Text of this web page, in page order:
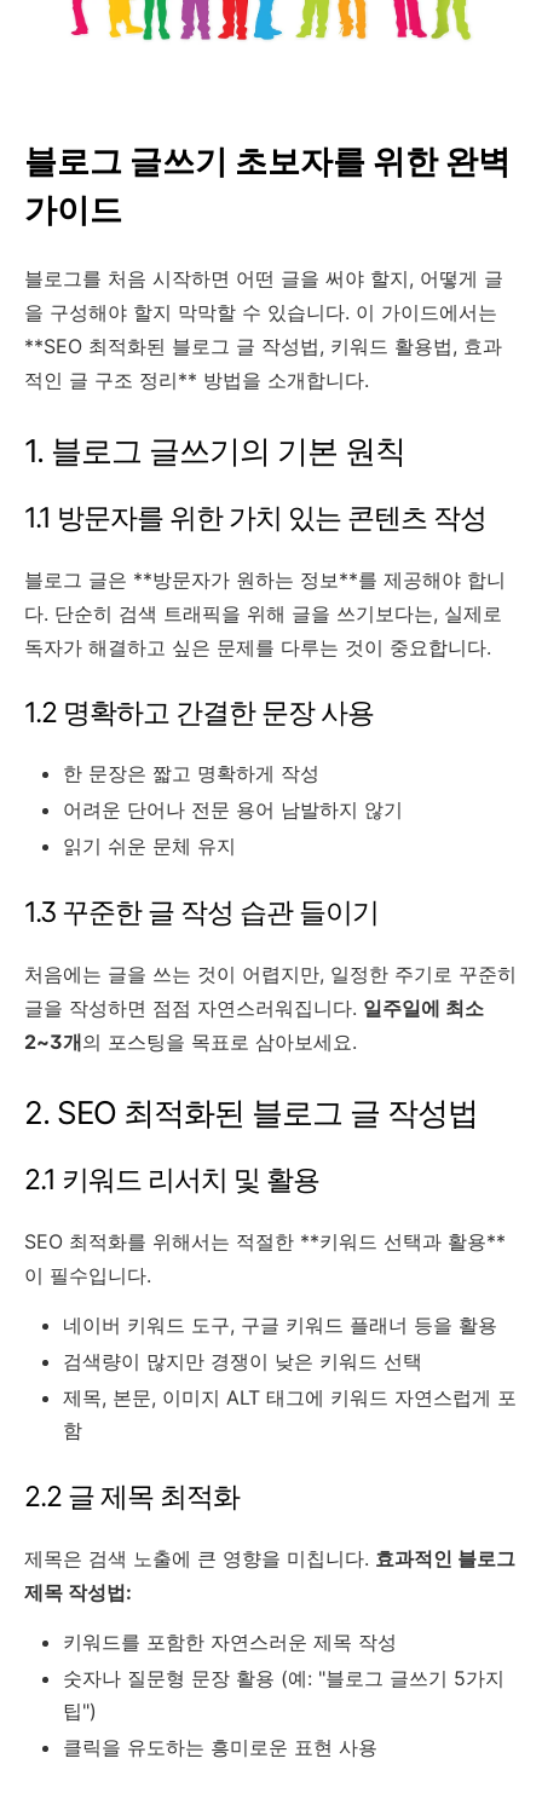
블로그 글쓰기 초보자를 위한 완벽
가이드
블로그를 처음 시작하면 어떤 글을 써야 할지, 어떻게 글
을 구성해야 할지 막막할 수 있습니다. 이 가이드에서는
**SEO 최적화된 블로그 글 작성법, 키워드 활용법, 효과
적인 글 구조 정리** 방법을 소개합니다.
1. 블로그 글쓰기의 기본 원칙
1.1 방문자를 위한 가치 있는 콘텐츠 작성
블로그 글은 **방문자가 원하는 정보**를 제공해야 합니
다. 단순히 검색 트래픽을 위해 글을 쓰기보다는, 실제로
독자가 해결하고 싶은 문제를 다루는 것이 중요합니다.
1.2 명확하고 간결한 문장 사용
한 문장은 짧고 명확하게 작성
어려운 단어나 전문 용어 남발하지 않기
읽기 쉬운 문체 유지
1.3 꾸준한 글 작성 습관 들이기
처음에는 글을 쓰는 것이 어렵지만, 일정한 주기로 꾸준히
글을 작성하면 점점 자연스러워집니다. 일주일에 최소
2~3개의 포스팅을 목표로 삼아보세요.
2. SEO 최적화된 블로그 글 작성법
2.1 키워드 리서치 및 활용
SEO 최적화를 위해서는 적절한 **키워드 선택과 활용**
이 필수입니다.
네이버 키워드 도구, 구글 키워드 플래너 등을 활용
검색량이 많지만 경쟁이 낮은 키워드 선택
제목, 본문, 이미지 ALT 태그에 키워드 자연스럽게 포
함
2.2 글 제목 최적화
제목은 검색 노출에 큰 영향을 미칩니다. 효과적인 블로그
제목 작성법:
키워드를 포함한 자연스러운 제목 작성
숫자나 질문형 문장 활용 (예: "블로그 글쓰기 5가지
팁")
클릭을 유도하는 흥미로운 표현 사용